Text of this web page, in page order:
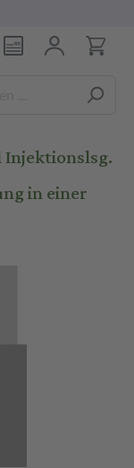
Injektionslsg.
in einer